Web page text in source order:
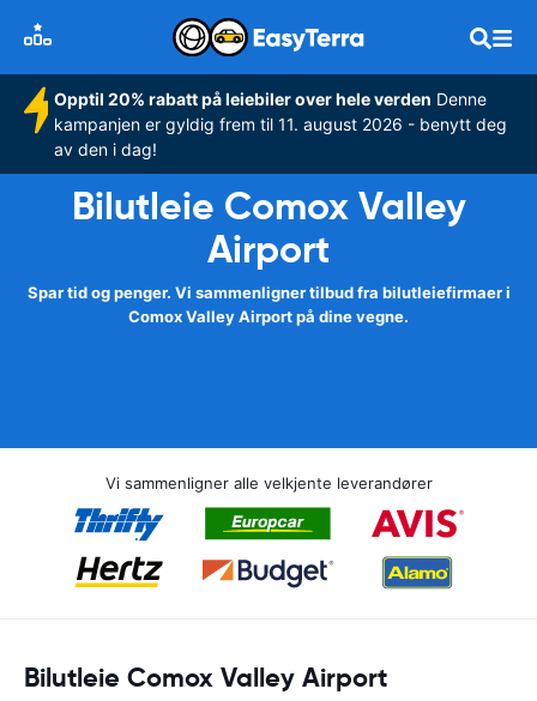
Opptil 20% rabatt på leiebiler over hele verden Denne
kampanjen er gyldig frem til 11. august 2026 - benytt deg
av den i dag!
Bilutleie Comox Valley
Airport
Spar tid og penger. Vi sammenligner tilbud fra bilutleiefirmaer i
Comox Valley Airport på dine vegne.
Vi sammenligner alle velkjente leverandører
Bilutleie Comox Valley Airport